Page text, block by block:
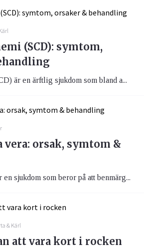
(SCD): symtom,
är en ärftlig sjukdom som bland a...
vera: orsak, symtom &
sjukdom som beror på att benmärg...
& Kärl
att vara kort i rocken